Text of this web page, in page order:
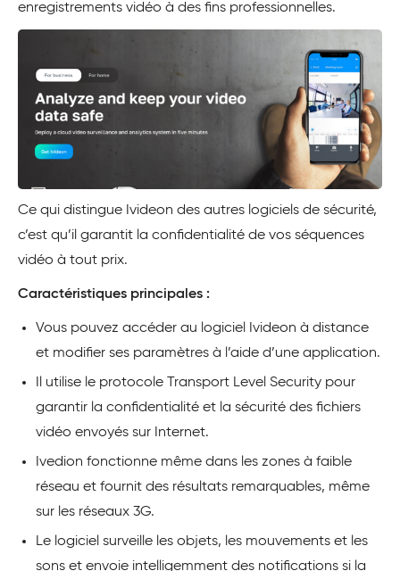
enregistrements vidéo à des fins professionnelles.
Ce qui distingue Ivideon des autres logiciels de sécurité,
c’est qu’il garantit la confidentialité de vos séquences
vidéo à tout prix.
Caractéristiques principales :
Vous pouvez accéder au logiciel Ivideon à distance
et modifier ses paramètres à l’aide d’une application.
Il utilise le protocole Transport Level Security pour
garantir la confidentialité et la sécurité des fichiers
vidéo envoyés sur Internet.
Ivedion fonctionne même dans les zones à faible
réseau et fournit des résultats remarquables, même
sur les réseaux 3G.
Le logiciel surveille les objets, les mouvements et les
sons et envoie intelligemment des notifications si la